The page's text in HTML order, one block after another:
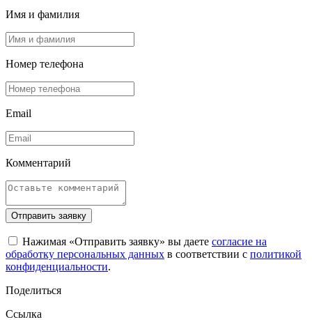
Имя и фамилия
Номер телефона
Email
Комментарий
Отправить заявку
Нажимая «Отправить заявку» вы даете согласие на
обработку персональных данных в соответствии с политикой
конфиденциальности.
Поделиться
Ссылка